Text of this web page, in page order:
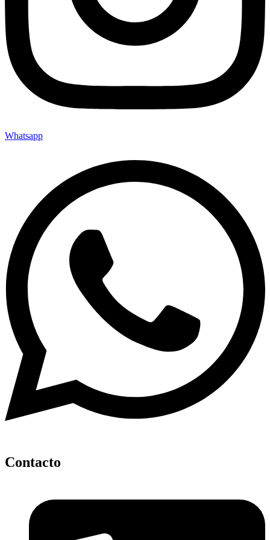
Whatsapp
Contacto